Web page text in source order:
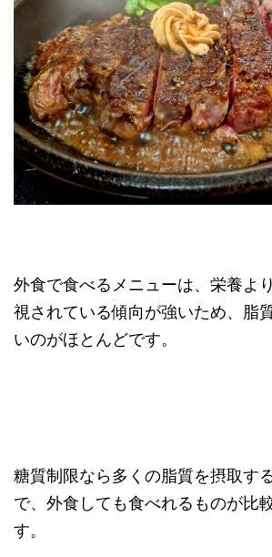
外食で食べるメニューは、栄養よ
視されている傾向が強いため、脂
いのがほとんどです。
糖質制限なら多くの脂質を摂取す
で、外食しても食べれるものが比
す。